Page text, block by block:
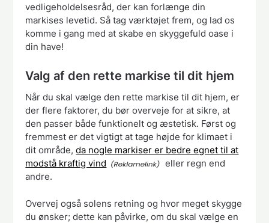
vedligeholdelsesråd, der kan forlænge din
markises levetid. Så tag værktøjet frem, og lad os
komme i gang med at skabe en skyggefuld oase i
din have!
Valg af den rette markise til dit hjem
Når du skal vælge den rette markise til dit hjem, er
der flere faktorer, du bør overveje for at sikre, at
den passer både funktionelt og æstetisk. Først og
fremmest er det vigtigt at tage højde for klimaet i
dit område,da nogle markiser er bedre egnet til at
modstå kraftig vind
eller regn end
andre.
Overvej også solens retning og hvor meget skygge
du ønsker; dette kan påvirke, om du skal vælge en